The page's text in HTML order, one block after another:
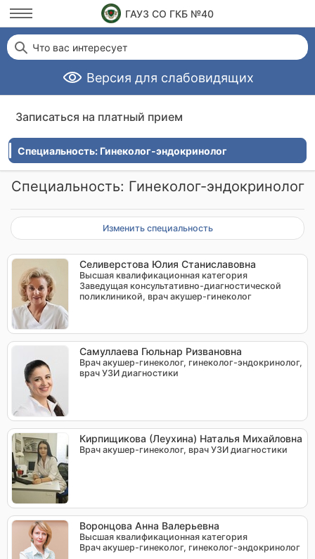
ГАУЗ СО ГКБ №40
Версия для слабовидящих
Что вас интересует
Записаться на платный прием
Специальность: Гинеколог-эндокринолог
Специальность: Гинеколог-эндокринолог
Изменить специальность
Селиверстова Юлия Станиславовна
Высшая квалификационная категория
Заведущая консультативно-диагностической
поликлиникой, врач акушер-гинеколог
Самуллаева Гюльнар Ризвановна
Врач акушер-гинеколог, гинеколог-эндокринолог,
врач УЗИ диагностики
Кирпищикова (Леухина) Наталья Михайловна
Врач акушер-гинеколог, врач УЗИ диагностики
Воронцова Анна Валерьевна
Высшая квалификационная категория
Врач акушер-гинеколог, гинеколог-эндокринолог